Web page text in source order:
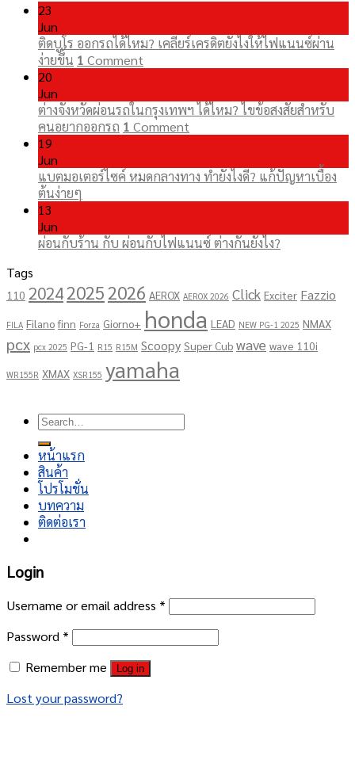
23
Jun
ติดบูโร ออกรถได้ไหม? เคลียร์เครดิตยังไงให้ไฟแนนซ์ผ่าน
ง่ายขึ้น 1 Comment
20
Jun
ต่างจังหวัดผ่อนรถในกรุงเทพฯ ได้ไหม? ไขข้อสงสัยสำหรับ
คนอยากออกรถ 1 Comment
19
Jun
แบตมอเตอร์ไซค์ หมดกลางทาง ทำยังไงดี? แก้ปัญหาเบื้อง
ต้นง่ายๆ
13
Jun
ผ่อนกับร้าน กับ ผ่อนกับไฟแนนซ์ ต่างกันยังไง?
Tags
110 202420252026 AEROX AEROX 2026 Click Exciter Fazzio
FILA Filano finn Forza Giorno+ honda LEAD NEW PG-1 2025 NMAX
pcx pcx 2025 PG-1 R15 R15M Scoopy Super Cub wave wave 110i
WR155R XMAX XSR155 yamaha
Search
หน้าแรก
สินค้า
โปรโมชั่น
บทความ
ติดต่อเรา
Login
Username or email address *
Password *
Remember me
Log in
Lost your password?